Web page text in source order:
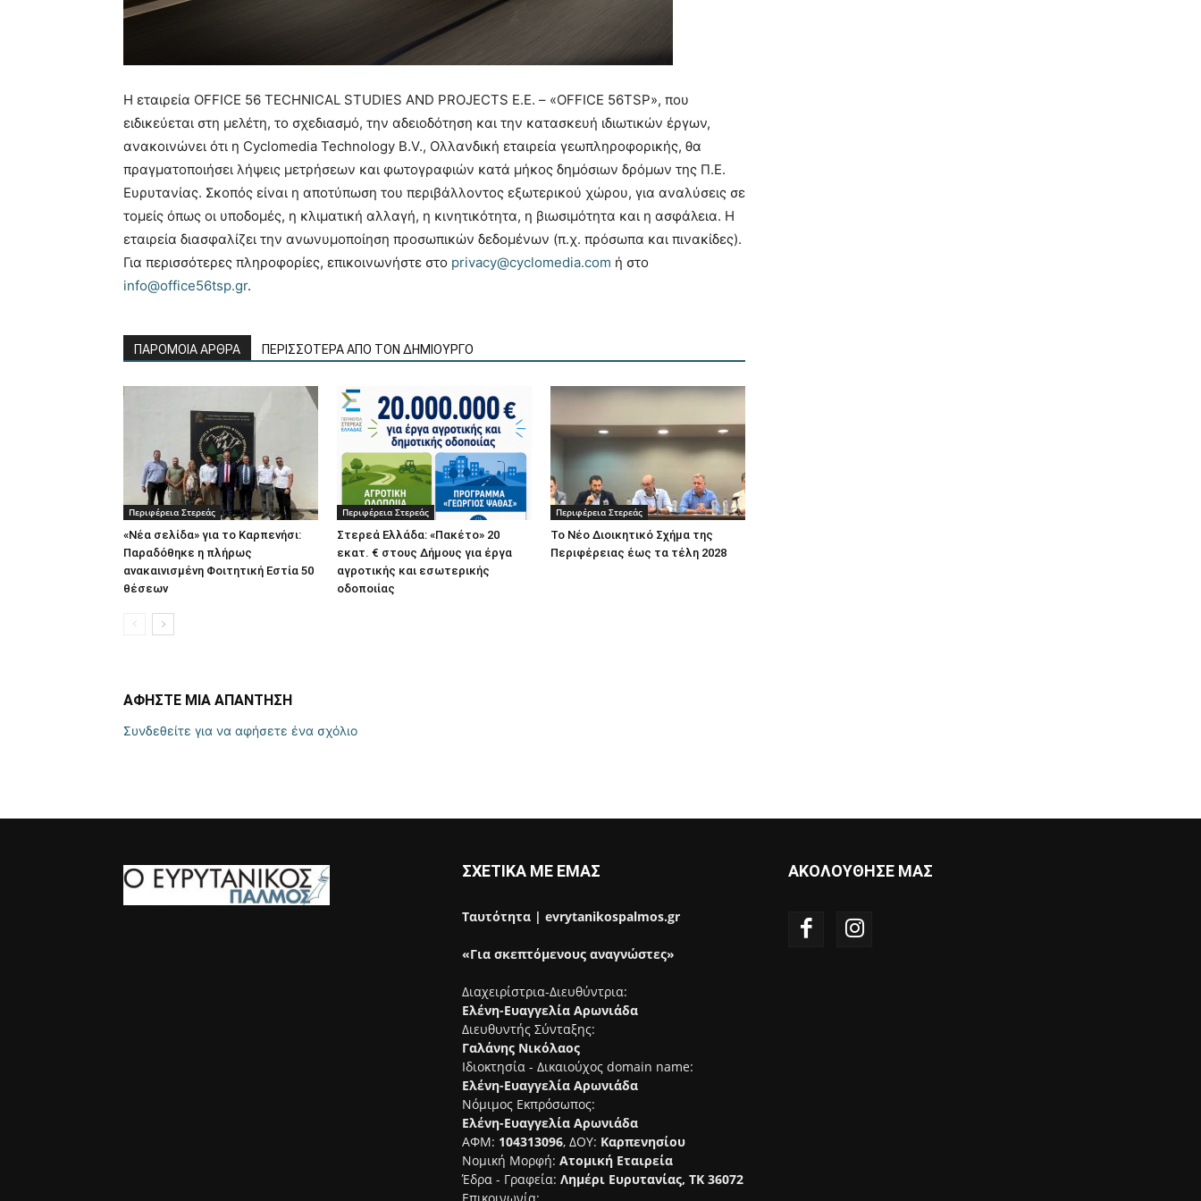
Η εταιρεία OFFICE 56 TECHNICAL STUDIES AND PROJECTS Ε.Ε. – «OFFICE 56TSP», που
ειδικεύεται στη μελέτη, το σχεδιασμό, την αδειοδότηση και την κατασκευή ιδιωτικών έργων,
ανακοινώνει ότι η Cyclomedia Technology B.V., Ολλανδική εταιρεία γεωπληροφορικής, θα
πραγματοποιήσει λήψεις μετρήσεων και φωτογραφιών κατά μήκος δημόσιων δρόμων της Π.Ε.
Ευρυτανίας. Σκοπός είναι η αποτύπωση του περιβάλλοντος εξωτερικού χώρου, για αναλύσεις σε
τομείς όπως οι υποδομές, η κλιματική αλλαγή, η κινητικότητα, η βιωσιμότητα και η ασφάλεια. Η
εταιρεία διασφαλίζει την ανωνυμοποίηση προσωπικών δεδομένων (π.χ. πρόσωπα και πινακίδες).
Για περισσότερες πληροφορίες, επικοινωνήστε στο privacy@cyclomedia.com ή στο
info@office56tsp.gr.
ΠΑΡΟΜΟΙΑ ΑΡΘΡΑ ΠΕΡΙΣΣΟΤΕΡΑ ΑΠΟ ΤΟΝ ΔΗΜΙΟΥΡΓΟ
Περιφέρεια Στερεάς
«Νέα σελίδα» για το Καρπενήσι:
Παραδόθηκε η πλήρως
ανακαινισμένη Φοιτητική Εστία 50
θέσεων
Περιφέρεια Στερεάς
Στερεά Ελλάδα: «Πακέτο» 20
εκατ. € στους Δήμους για έργα
αγροτικής και εσωτερικής
οδοποιίας
Περιφέρεια Στερεάς
Το Νέο Διοικητικό Σχήμα της
Περιφέρειας έως τα τέλη 2028
ΑΦΗΣΤΕ ΜΙΑ ΑΠΑΝΤΗΣΗ
Συνδεθείτε για να αφήσετε ένα σχόλιο
ΣΧΕΤΙΚΑ ΜΕ ΕΜΑΣ
Ταυτότητα | evrytanikospalmos.gr
«Για σκεπτόμενους αναγνώστες»
Διαχειρίστρια-Διευθύντρια:
Ελένη-Ευαγγελία Αρωνιάδα
Διευθυντής Σύνταξης:
Γαλάνης Νικόλαος
Ιδιοκτησία - Δικαιούχος domain name:
Ελένη-Ευαγγελία Αρωνιάδα
Νόμιμος Εκπρόσωπος:
Ελένη-Ευαγγελία Αρωνιάδα
ΑΦΜ: 104313096, ΔΟΥ: Καρπενησίου
Νομική Μορφή: Ατομική Εταιρεία
Έδρα - Γραφεία: Λημέρι Ευρυτανίας, ΤΚ 36072
ΑΚΟΛΟΥΘΗΣΕ ΜΑΣ